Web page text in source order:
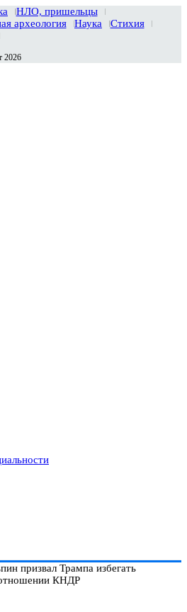
НЛО, пришельцы
археология Наука
Стихия
2026
призвал Трампа избегать
КНДР